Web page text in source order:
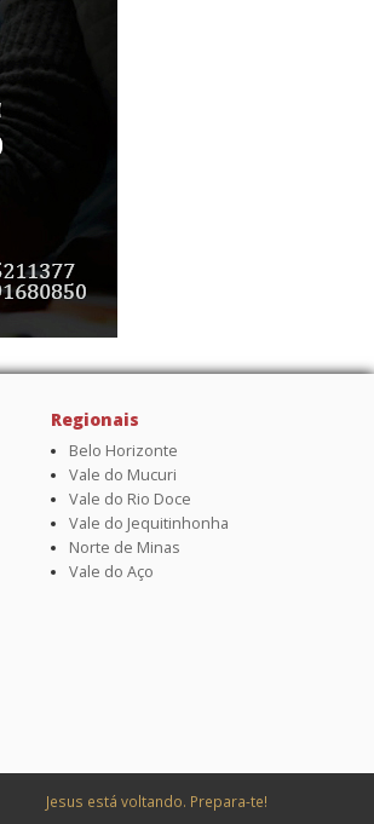
Regionais
Belo Horizonte
Vale do Mucuri
Vale do Rio Doce
Vale do Jequitinhonha
Norte de Minas
Vale do Aço
Jesus está voltando. Prepara-te!